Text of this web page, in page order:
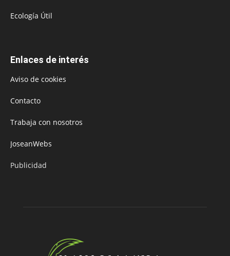
Ecología Útil
Enlaces de interés
Aviso de cookies
Contacto
Trabaja con nosotros
JoseanWebs
Publicidad